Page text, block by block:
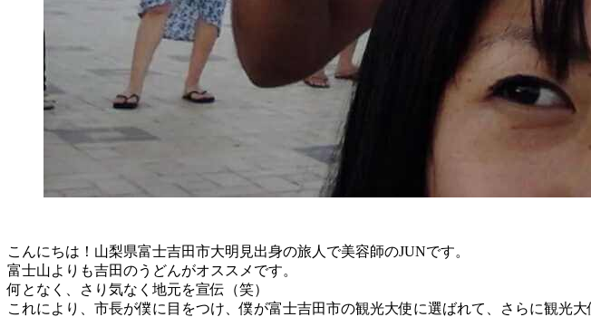
こんにちは！山梨県富士吉田市大明見出身の旅人で美容師のJUNです。
富士山よりも吉田のうどんがオススメです。
何となく、さり気なく地元を宣伝（笑）
これにより、市長が僕に目をつけ、僕が富士吉田市の観光大使に選ばれて、さらに観光